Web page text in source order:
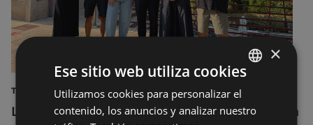
TURISMO
La diputada Azahara Domínguez destaca la
BASQUE
SPANISH
×
Ese sitio web utiliza cookies
Utilizamos cookies para personalizar el
contenido, los anuncios y analizar nuestro